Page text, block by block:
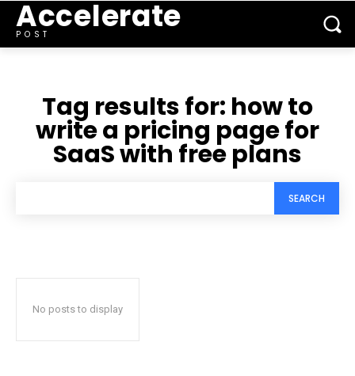
Accelerate
POST
Tag results for: how to
write a pricing page for
SaaS with free plans
SEARCH
No posts to display